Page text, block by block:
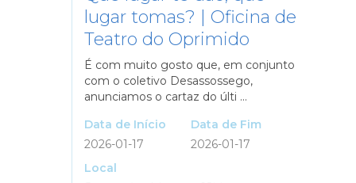
lugar tomas? | Oficina de
Teatro do Oprimido
É com muito gosto que, em conjunto
com o coletivo Desassossego,
anunciamos o cartaz do últi ...
Data de Início
2026-01-17
Data de Fim
2026-01-17
Local